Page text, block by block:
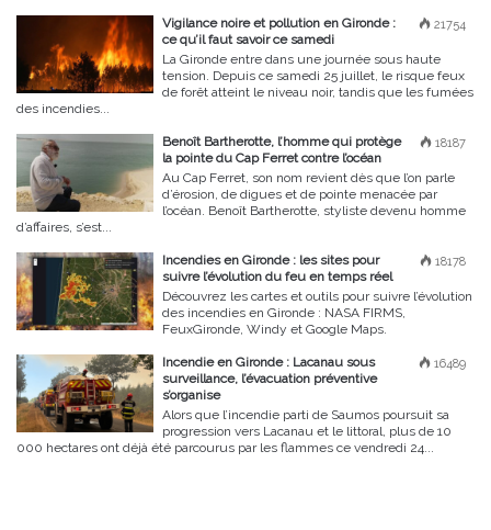
21754
Vigilance noire et pollution en Gironde :
ce qu’il faut savoir ce samedi
La Gironde entre dans une journée sous haute
tension. Depuis ce samedi 25 juillet, le risque feux
de forêt atteint le niveau noir, tandis que les fumées
des incendies...
18187
Benoît Bartherotte, l’homme qui protège
la pointe du Cap Ferret contre l’océan
Au Cap Ferret, son nom revient dès que l’on parle
d’érosion, de digues et de pointe menacée par
l’océan. Benoît Bartherotte, styliste devenu homme
d’affaires, s’est...
18178
Incendies en Gironde : les sites pour
suivre l’évolution du feu en temps réel
Découvrez les cartes et outils pour suivre l’évolution
des incendies en Gironde : NASA FIRMS,
FeuxGironde, Windy et Google Maps.
16489
Incendie en Gironde : Lacanau sous
surveillance, l’évacuation préventive
s’organise
Alors que l’incendie parti de Saumos poursuit sa
progression vers Lacanau et le littoral, plus de 10
000 hectares ont déjà été parcourus par les flammes ce vendredi 24...